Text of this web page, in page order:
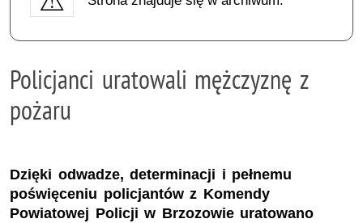
Policjanci uratowali mężczyznę z
pożaru
Dzięki odwadze, determinacji i pełnemu
poświęceniu policjantów z Komendy
Powiatowej Policji w Brzozowie uratowano